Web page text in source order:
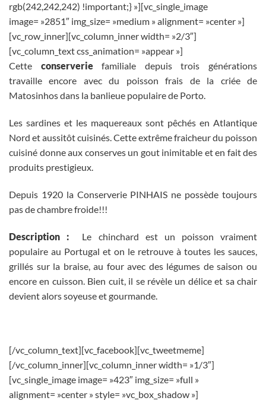
rgb(242,242,242) !important;} »][vc_single_image
image= »2851″ img_size= »medium » alignment= »center »]
[vc_row_inner][vc_column_inner width= »2/3″]
[vc_column_text css_animation= »appear »]
Cette conserveriefamiliale depuis trois générations
travaille encore avec du poisson frais de la criée de
Matosinhos dans la banlieue populaire de Porto.
Les sardines et les maquereaux sont pêchés en Atlantique
Nord et aussitôt cuisinés. Cette extrême fraicheur du poisson
cuisiné donne aux conserves un gout inimitable et en fait des
produits prestigieux.
Depuis 1920 la Conserverie PINHAIS ne possède toujours
pas de chambre froide!!!
Description : Le chinchard est un poisson vraiment
populaire au Portugal et on le retrouve à toutes les sauces,
grillés sur la braise, au four avec des légumes de saison ou
encore en cuisson. Bien cuit, il se révèle un délice et sa chair
devient alors soyeuse et gourmande.
[/vc_column_text][vc_facebook][vc_tweetmeme]
[/vc_column_inner][vc_column_inner width= »1/3″]
[vc_single_image image= »423″ img_size= »full »
alignment= »center » style= »vc_box_shadow »]